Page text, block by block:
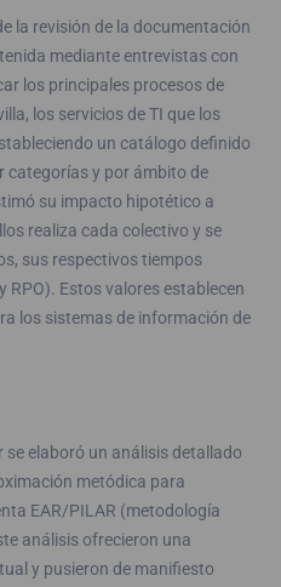
la revisión de la documentación
mediante entrevistas con
los principales procesos de
los servicios de TI que los
un catálogo definido
categorías y por ámbito de
su impacto hipotético a
realiza cada colectivo y se
sus respectivos tiempos
RPO). Estos valores establecen
los sistemas de información de
elaboró un análisis detallado
metódica para
EAR/PILAR (metodología
análisis ofrecieron una
y pusieron de manifiesto